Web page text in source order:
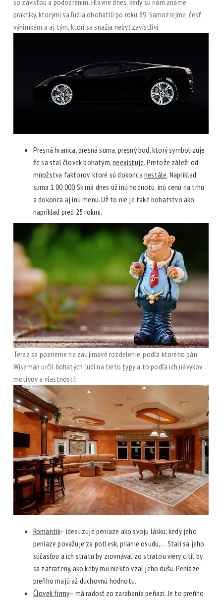
so závisťou a podozrením. Hlavne dnes, kedy sú nám známe
praktiky, ktorými sa ľudia obohatili po roku 89. Samozrejme, česť
výnimkám a aj tým, ktorí sa snažia nebyť zavístliví.
Presná hranica, presná suma, presný bod, ktorý symbolizuje
že sa stal človek bohatým,neexistuje. Pretože záleží od
množstva faktorov, ktoré sú dokoncanestále. Napríklad
suma 1 00 000 Sk má dnes už inú hodnotu, inú cenu na trhu
a dokonca aj inú menu. Už to nie je také bohatstvo ako
napríklad pred 25 rokmi.
Teraz sa pozrieme na zaujímavé rozdelenie, podľa ktorého pán
Wiseman určil bohatých ľudí na tieto typy a to podľa ich návykov,
motívov a vlastností:
Romantik– idealizuje peniaze ako svoju lásku, kedy jeho
peniaze považuje za potlesk, prianie osudu,… Stali sa jeho
súčasťou a ich stratu by zrovnával zo stratou viery, cítil by
sa zatratený, ako keby mu niekto vzal jeho dušu. Peniaze
preňho majú až duchovnú hodnotu.
Človek firmy– má radosť zo zarábania peňazí. Je to preňho